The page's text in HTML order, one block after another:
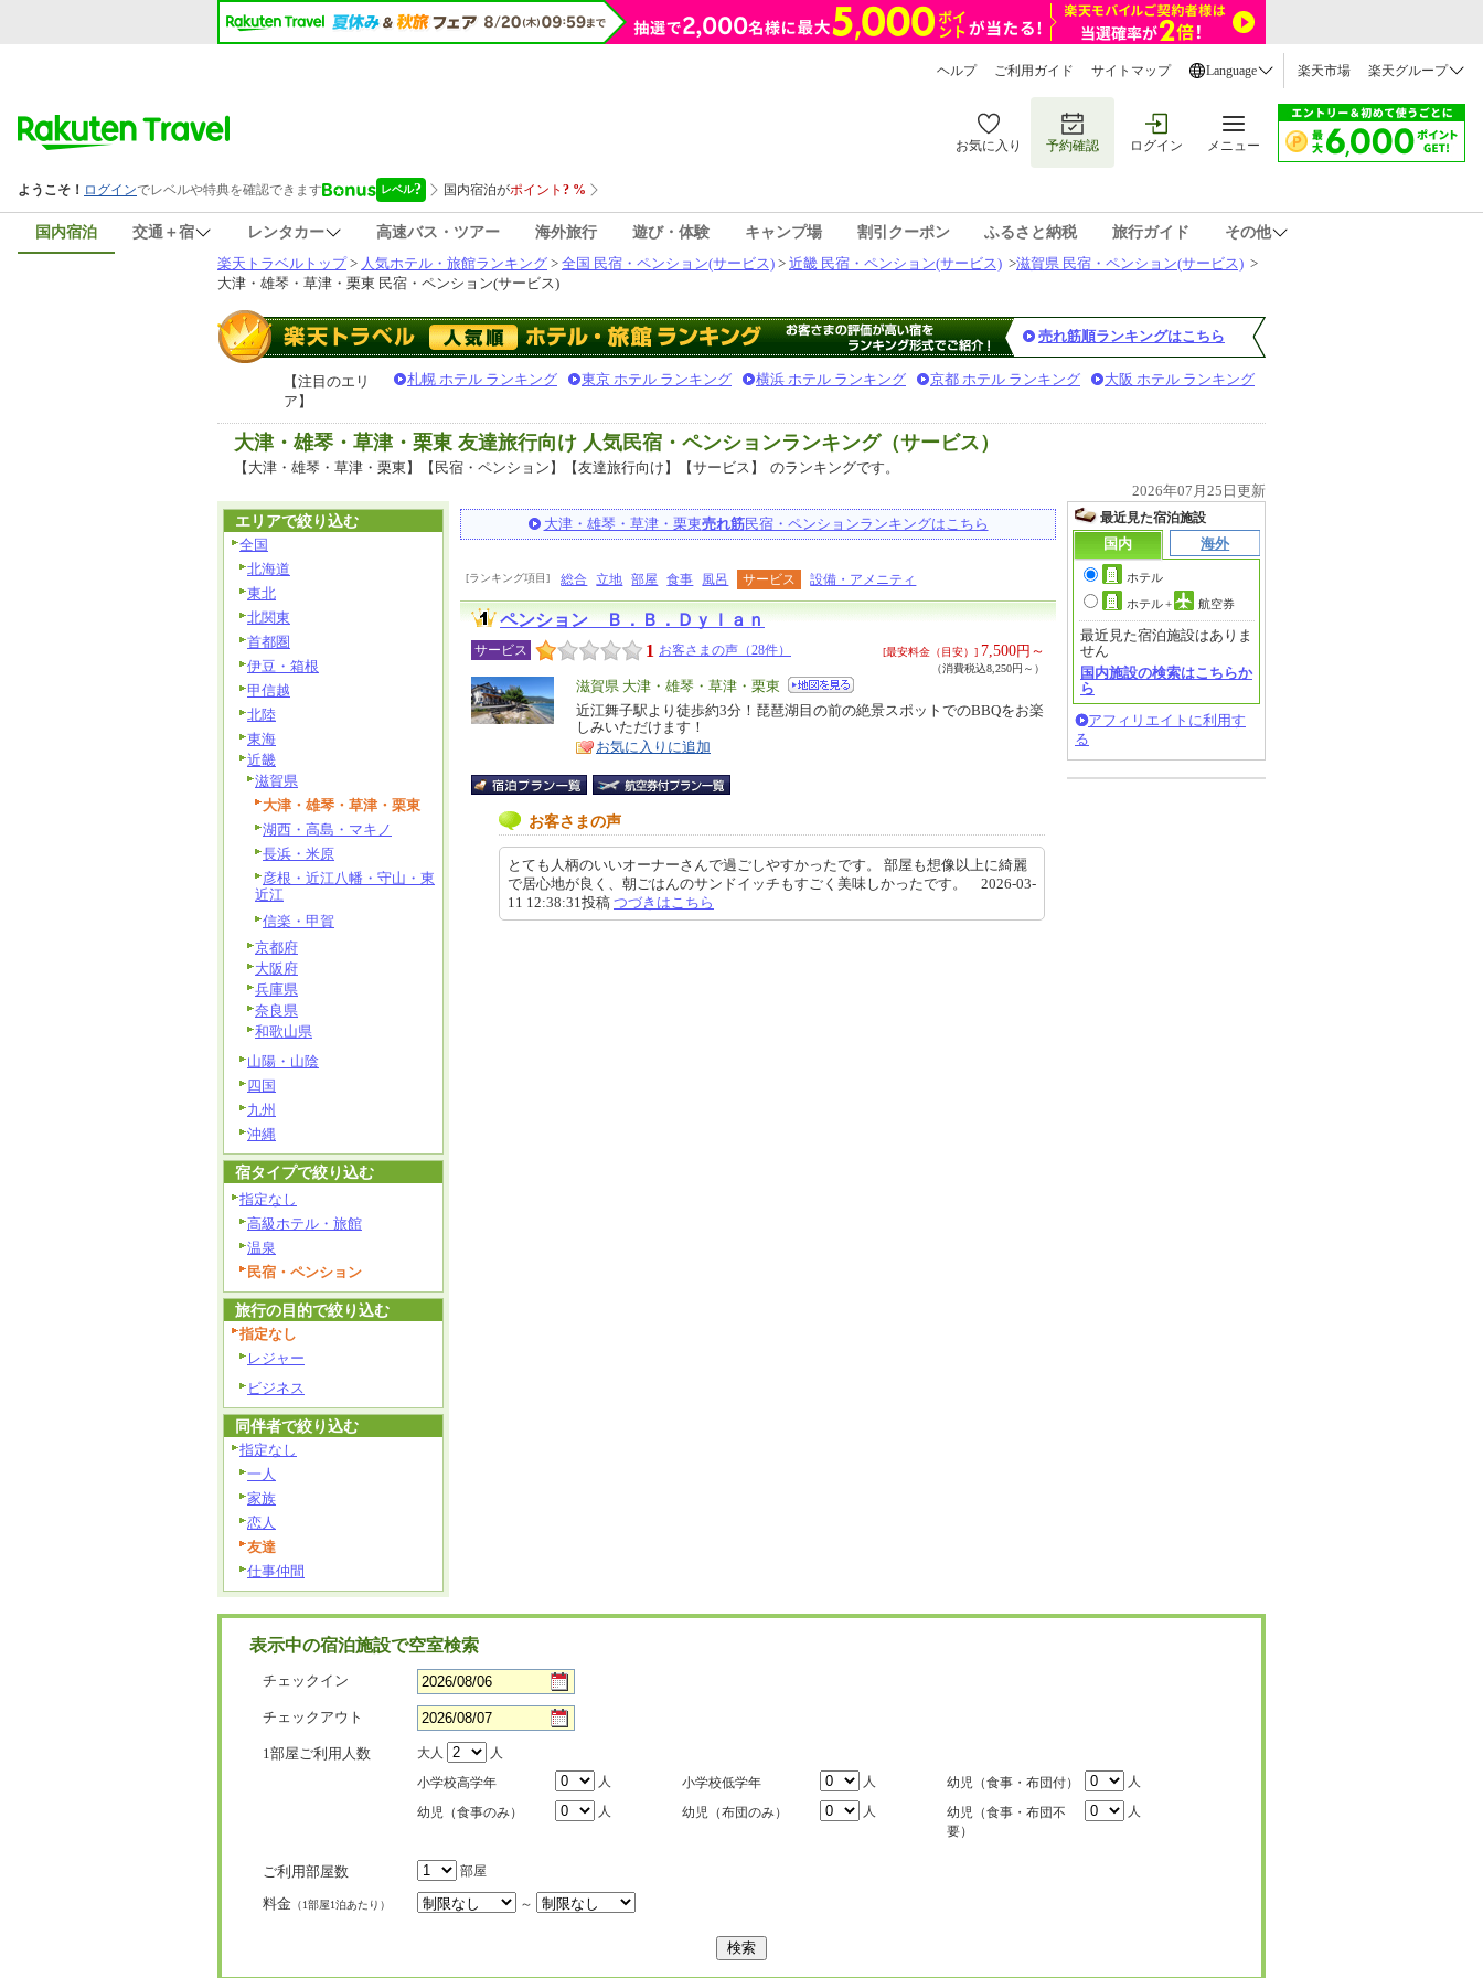
ヘルプ ご利用ガイド サイトマップ Language 楽天市場 楽天グループ
お気に入り 予約確認 ログイン メニュー
国内宿泊 交通＋宿 レンタカー 高速バス・ツアー 海外旅行 遊び・体験 キャンプ場 割引クーポン ふるさと納税 旅行ガイド
その他
楽天トラベルトップ> 人気ホテル・旅館ランキング > 全国 民宿・ペンション(サービス) > 近畿 民宿・ペンション(サービス) >滋賀県 民宿・ペンション(サービス) >
大津・雄琴・草津・栗東 民宿・ペンション(サービス)
売れ筋順ランキングはこちら
【注目のエリ
ア】
札幌 ホテル ランキング 東京 ホテル ランキング 横浜 ホテル ランキング 京都 ホテル ランキング 大阪 ホテル ランキング
大津・雄琴・草津・栗東 友達旅行向け 人気民宿・ペンションランキング（サービス）
【大津・雄琴・草津・栗東】【民宿・ペンション】【友達旅行向け】【サービス】
のランキングです。
2026年07月25日更新
大津・雄琴・草津・栗東売れ筋民宿・ペンションランキングはこちら
[ランキング項目] 総合 立地 部屋 食事 風呂 サービス 設備・アメニティ
ペンション Ｂ．Ｂ．Ｄｙｌａｎ
サービス 1 お客さまの声（28件） [最安料金（目安）] 7,500円～
（消費税込8,250円～）
エ
リ
ア
滋賀県 大津・雄琴・草津・栗東
特
徴
近江舞子駅より徒歩約3分！琵琶湖目の前の絶景スポットでのBBQをお楽
しみいただけます！
お気に入りに追加
お客さまの声
とても人柄のいいオーナーさんで過ごしやすかったです。 部屋も想像以上に綺麗
で居心地が良く、朝ごはんのサンドイッチもすごく美味しかったです。 2026-03-
11 12:38:31投稿 つづきはこちら
最近見た宿泊施設
国内
海外
ホテル
ホテル+ 航空券
最近見た宿泊施設はありま
せん
国内施設の検索はこちらか
ら
アフィリエイトに利用す
る
エリアで絞り込む
全国
北海道
東北
北関東
首都圏
伊豆・箱根
甲信越
北陸
東海
近畿
滋賀県
大津・雄琴・草津・栗東
湖西・高島・マキノ
長浜・米原
彦根・近江八幡・守山・東
近江
信楽・甲賀
京都府
大阪府
兵庫県
奈良県
和歌山県
山陽・山陰
四国
九州
沖縄
宿タイプで絞り込む
指定なし
高級ホテル・旅館
温泉
民宿・ペンション
旅行の目的で絞り込む
指定なし
レジャー
ビジネス
同伴者で絞り込む
指定なし
一人
家族
恋人
友達
仕事仲間
表示中の宿泊施設で空室検索
チェックイン
チェックアウト
1部屋ご利用人数 大人
人
小学校高学年
人 小学校低学年 人 幼児（食事・布団付）
人
幼児（食事のみ）
人 幼児（布団のみ） 人
幼児（食事・布団不
要）
人
ご利用部屋数 部屋
料金 （1部屋1泊あたり） ～